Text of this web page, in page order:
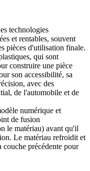
technologies
et rentables, souvent
pièces d'utilisation finale.
qui sont
construire une pièce
son accessibilité, sa
avec des
, de l'automobile et de
numérique et
de fusion
le matériau) avant qu'il
Le matériau refroidit et
précédente pour